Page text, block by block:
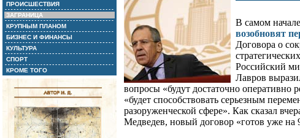
ПРОИСШЕСТВИЯ
ЗАГРАНИЦА
КРУПНЫМ ПЛАНОМ
БИЗНЕС И ФИНАНСЫ
КУЛЬТУРА
СПОРТ
КРОМЕ ТОГО
В самом
возобновят
Договора о
Российский
Лавров
вопросы «будут достаточно
«будет способствовать серьезным
разоруженческой сфере». Как сказал
Медведев, новый договор «готов уже на